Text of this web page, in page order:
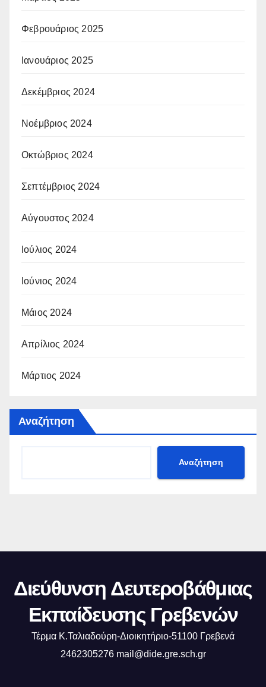
Φεβρουάριος 2025
Ιανουάριος 2025
Δεκέμβριος 2024
Νοέμβριος 2024
Οκτώβριος 2024
Σεπτέμβριος 2024
Αύγουστος 2024
Ιούλιος 2024
Ιούνιος 2024
Μάιος 2024
Απρίλιος 2024
Μάρτιος 2024
Αναζήτηση
Αναζήτηση
Διεύθυνση Δευτεροβάθμιας
Εκπαίδευσης Γρεβενών
Τέρμα Κ.Ταλιαδούρη-Διοικητήριο-51100 Γρεβενά
2462305276 mail@dide.gre.sch.gr